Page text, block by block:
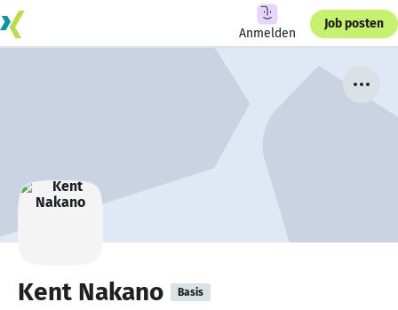
Anmelden
Job posten
Kent Nakano Basis